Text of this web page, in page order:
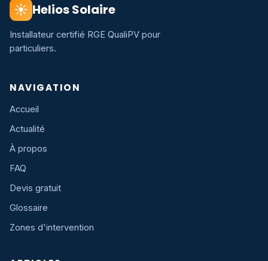
Helios Solaire
Installateur certifié RGE QualiPV pour
particuliers.
NAVIGATION
Accueil
Actualité
À propos
FAQ
Devis gratuit
Glossaire
Zones d'intervention